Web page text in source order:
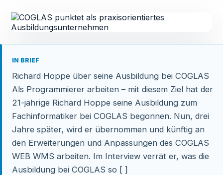
IN BRIEF
Richard Hoppe über seine Ausbildung bei COGLAS
Als Programmierer arbeiten – mit diesem Ziel hat der
21-jährige Richard Hoppe seine Ausbildung zum
Fachinformatiker bei COGLAS begonnen. Nun, drei
Jahre später, wird er übernommen und künftig an
den Erweiterungen und Anpassungen des COGLAS
WEB WMS arbeiten. Im Interview verrät er, was die
Ausbildung bei COGLAS so [ ]